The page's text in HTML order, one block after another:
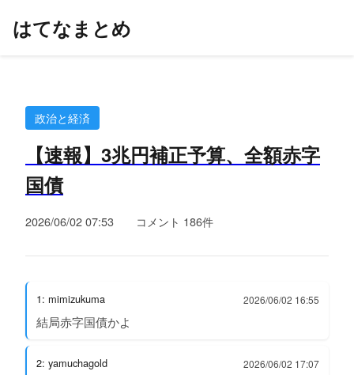
はてなまとめ
政治と経済
【速報】3兆円補正予算、全額赤字
国債
2026/06/02 07:53 コメント 186件
1: mimizukuma 2026/06/02 16:55
結局赤字国債かよ
2: yamuchagold 2026/06/02 17:07